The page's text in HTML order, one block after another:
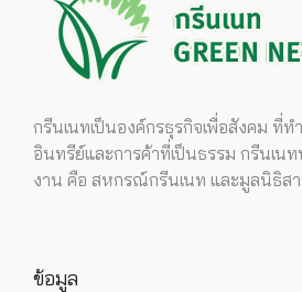
กรีนเนทเป็นองค์กรธุรกิจเพื่อสังคม ที่ท
อินทรีย์และการค้าที่เป็นธรรม กรีนเน
งาน คือ สหกรณ์กรีนเนท และมูลนิธิส
ข้อมูล